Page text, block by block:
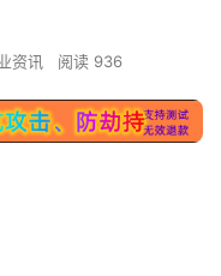
资讯 阅读 936